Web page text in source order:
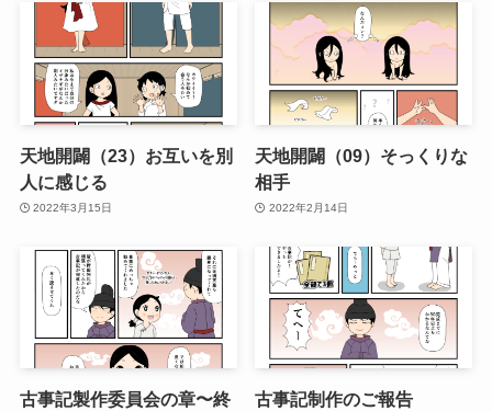
天地開闢（23）お互いを別
人に感じる
2022年3月15日
天地開闢（09）そっくりな
相手
2022年2月14日
古事記製作委員会の章〜終
古事記制作のご報告